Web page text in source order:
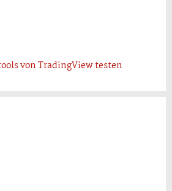
von TradingView testen